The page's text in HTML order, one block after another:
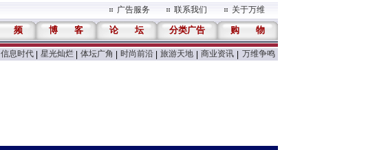
广告服务 联系我们 关于万维
频 博 客 论 坛 分类广告 购 物
信息时代 星光灿烂 体坛广角 时尚前沿 旅游天地 商业资讯 万维争鸣